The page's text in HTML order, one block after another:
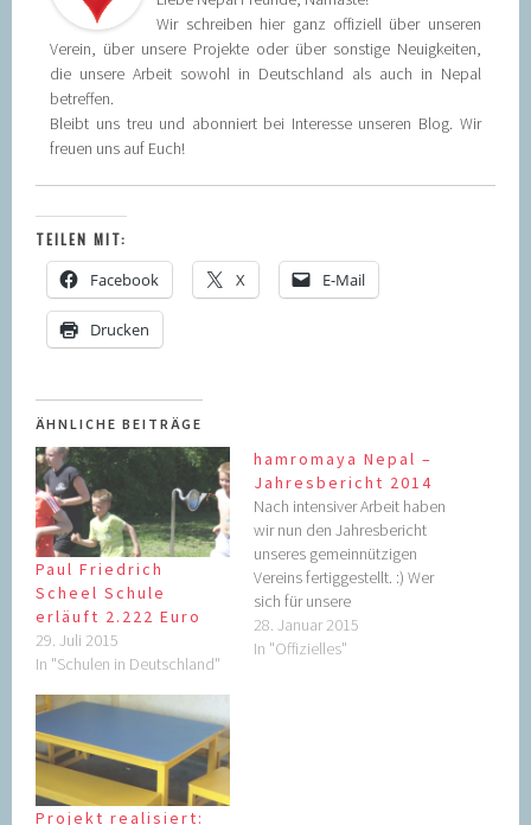
Wir schreiben hier ganz offiziell über unseren
Verein, über unsere Projekte oder über sonstige Neuigkeiten,
die unsere Arbeit sowohl in Deutschland als auch in Nepal
betreffen.
Bleibt uns treu und abonniert bei Interesse unseren Blog. Wir
freuen uns auf Euch!
TEILEN MIT:
Facebook X E-Mail
Drucken
ÄHNLICHE BEITRÄGE
Paul Friedrich
Scheel Schule
erläuft 2.222 Euro
29. Juli 2015
In "Schulen in Deutschland"
hamromaya Nepal –
Jahresbericht 2014
Nach intensiver Arbeit haben
wir nun den Jahresbericht
unseres gemeinnützigen
Vereins fertiggestellt. :) Wer
sich für unsere
Projektarbeiten des
vergangenen Jahres
28. Januar 2015
In "Offizielles"
Projekt realisiert: